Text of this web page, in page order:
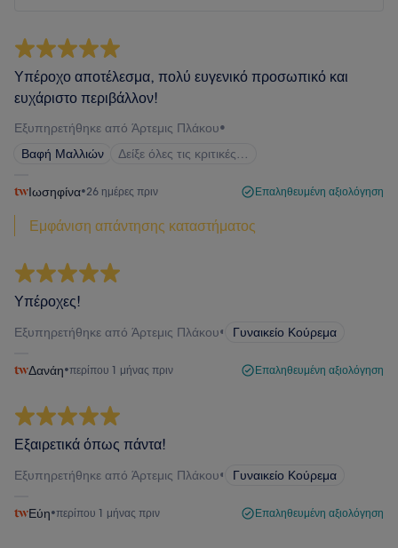
Υπέροχο αποτέλεσμα, πολύ ευγενικό προσωπικό και
ευχάριστο περιβάλλον!
Εξυπηρετήθηκε από Άρτεμις Πλάκου•
Βαφή Μαλλιών
Δείξε όλες τις κριτικές…
Ιωσηφίνα•26 ημέρες πριν Επαληθευμένη αξιολόγηση
Εμφάνιση απάντησης καταστήματος
Υπέροχες!
Εξυπηρετήθηκε από Άρτεμις Πλάκου• Γυναικείο Κούρεμα
Δανάη•περίπου 1 μήνας πριν Επαληθευμένη αξιολόγηση
Εξαιρετικά όπως πάντα!
Εξυπηρετήθηκε από Άρτεμις Πλάκου• Γυναικείο Κούρεμα
Εύη•περίπου 1 μήνας πριν Επαληθευμένη αξιολόγηση